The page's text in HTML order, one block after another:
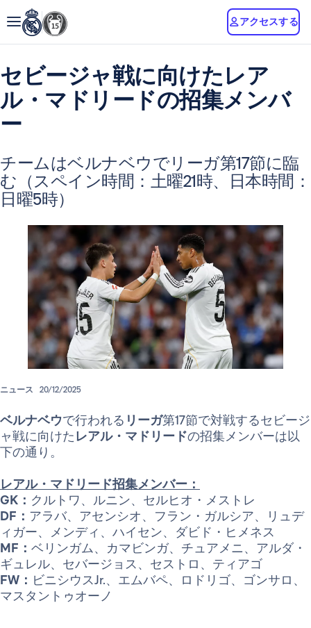
アクセスする
セビージャ戦に向けたレア
ル・マドリードの招集メンバ
ー
チームはベルナベウでリーガ第17節に臨
む（スペイン時間：土曜21時、日本時間：
日曜5時）
ニュース 20/12/2025
ベルナベウで行われる リーガ第17節で対戦するセビージ
ャ戦に向けたレアル・マドリードの招集メンバーは以
下の通り。
レアル・マドリード招集メンバー：
GK： クルトワ、ルニン、セルヒオ・メストレ
DF： アラバ、アセンシオ、フラン・ガルシア、リュデ
ィガー、メンディ、ハイセン、ダビド・ヒメネス
MF： ベリンガム、カマビンガ、チュアメニ、アルダ・
ギュレル、セバージョス、セストロ、ティアゴ
FW： ビニシウスJr.、エムバペ、ロドリゴ、ゴンサロ、
マスタントゥオーノ